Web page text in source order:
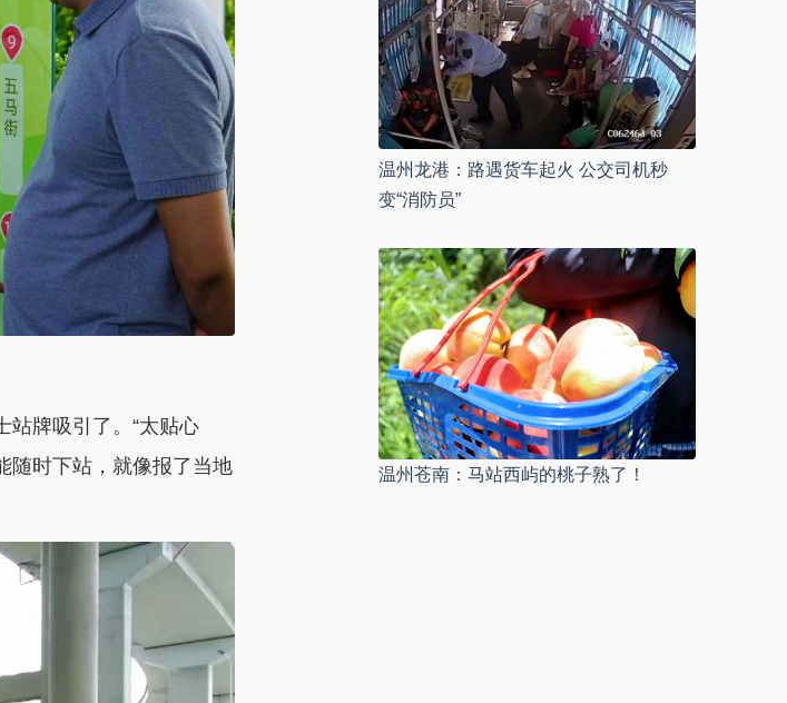
牌吸引了。“太贴心
随时下站，就像报了当地
温州龙港：路遇货车起火 公交司机秒
变“消防员”
温州苍南：马站西屿的桃子熟了！